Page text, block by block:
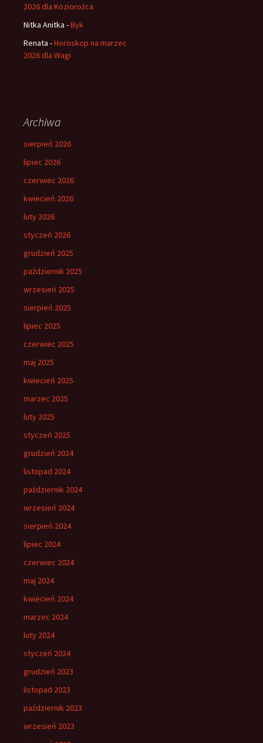
2026 dla Koziorożca
Nitka Anitka -Byk
Renata -Horoskop na marzec
2026 dla Wagi
Archiwa
sierpień 2026
lipiec 2026
czerwiec 2026
kwiecień 2026
luty 2026
styczeń 2026
grudzień 2025
październik 2025
wrzesień 2025
sierpień 2025
lipiec 2025
czerwiec 2025
maj 2025
kwiecień 2025
marzec 2025
luty 2025
styczeń 2025
grudzień 2024
listopad 2024
październik 2024
wrzesień 2024
sierpień 2024
lipiec 2024
czerwiec 2024
maj 2024
kwiecień 2024
marzec 2024
luty 2024
styczeń 2024
grudzień 2023
listopad 2023
październik 2023
wrzesień 2023